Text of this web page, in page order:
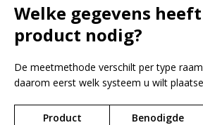
Welke gegevens
product nodig?
De meetmethode verschilt per type
daarom eerst welk systeem u wilt
Product
Benodigde